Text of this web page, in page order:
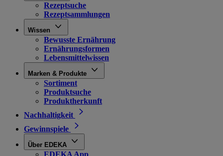
Rezeptsuche
Rezeptsammlungen
Wissen
Bewusste Ernährung
Ernährungsformen
Lebensmittelwissen
Marken & Produkte
Sortiment
Produktsuche
Produktherkunft
Nachhaltigkeit
Gewinnspiele
Über EDEKA
EDEKA App